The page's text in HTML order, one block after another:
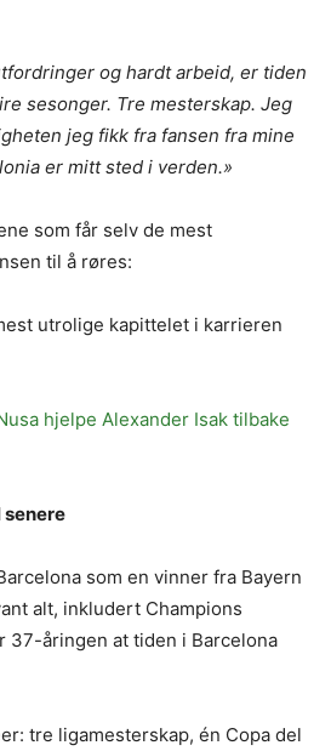
og hardt arbeid, er tiden
sesonger. Tre mesterskap. Jeg
jeg fikk fra fansen fra mine
er mitt sted i verden.»
som får selv de mest
til å røres:
utrolige kapittelet i karrieren
hjelpe Alexander Isak tilbake
senere
som en vinner fra Bayern
alt, inkludert Champions
37-åringen at tiden i Barcelona
tre ligamesterskap, én Copa del